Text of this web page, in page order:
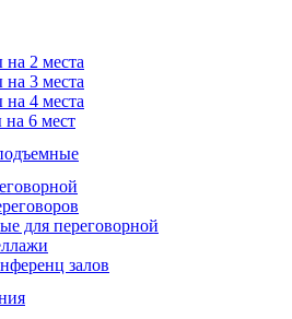
2 места
3 места
4 места
на 6 мест
для переговорной
залов